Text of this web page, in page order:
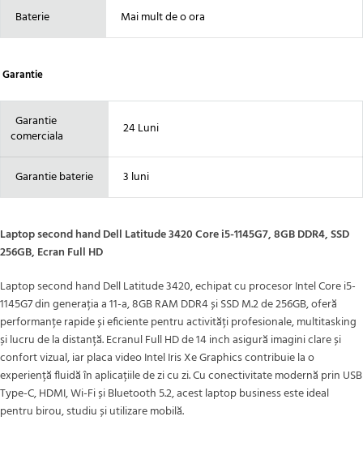
Baterie Mai mult de o ora
Garantie
Garantie
comerciala
24 Luni
Garantie baterie 3 luni
Laptop second hand Dell Latitude 3420 Core i5-1145G7, 8GB DDR4, SSD
256GB, Ecran Full HD
Laptop second hand Dell Latitude 3420, echipat cu procesor Intel Core i5-
1145G7 din generația a 11-a, 8GB RAM DDR4 și SSD M.2 de 256GB, oferă
performanțe rapide și eficiente pentru activități profesionale, multitasking
și lucru de la distanță. Ecranul Full HD de 14 inch asigură imagini clare și
confort vizual, iar placa video Intel Iris Xe Graphics contribuie la o
experiență fluidă în aplicațiile de zi cu zi. Cu conectivitate modernă prin USB
Type-C, HDMI, Wi-Fi și Bluetooth 5.2, acest laptop business este ideal
pentru birou, studiu și utilizare mobilă.